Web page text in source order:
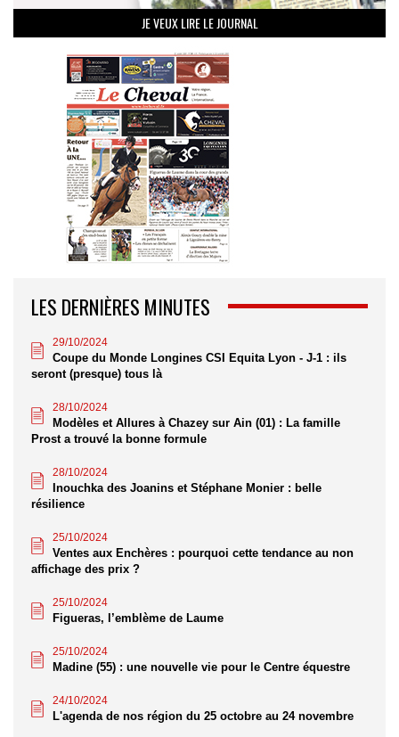
JE VEUX LIRE LE JOURNAL
LES DERNIÈRES MINUTES
29/10/2024
Coupe du Monde Longines CSI Equita Lyon - J-1 : ils
seront (presque) tous là
28/10/2024
Modèles et Allures à Chazey sur Ain (01) : La famille
Prost a trouvé la bonne formule
28/10/2024
Inouchka des Joanins et Stéphane Monier : belle
résilience
25/10/2024
Ventes aux Enchères : pourquoi cette tendance au non
affichage des prix ?
25/10/2024
Figueras, l’emblème de Laume
25/10/2024
Madine (55) : une nouvelle vie pour le Centre équestre
24/10/2024
L'agenda de nos région du 25 octobre au 24 novembre